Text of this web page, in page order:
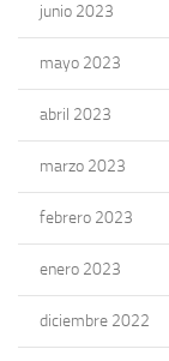
junio 2023
mayo 2023
abril 2023
marzo 2023
febrero 2023
enero 2023
diciembre 2022